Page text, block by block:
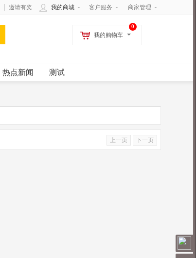
客户服务 商家管理
我的商城
邀请有奖
0
我的购物车
热点新闻 测试
上一页 下一页